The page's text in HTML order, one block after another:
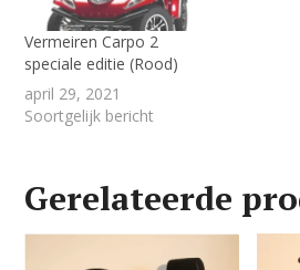
Vermeiren Carpo 2
speciale editie (Rood)
april 29, 2021
Soortgelijk bericht
Gerelateerde